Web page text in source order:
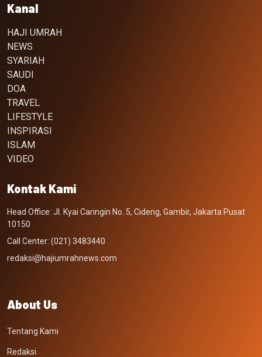
Kanal
HAJI UMRAH
NEWS
SYARIAH
SAUDI
DOA
TRAVEL
LIFESTYLE
INSPIRASI
ISLAM
VIDEO
Kontak Kami
Head Office: Jl. Kyai Caringin No. 5, Cideng, Gambir, Jakarta Pusat
10150
Call Center: (021) 3483440
redaksi@hajiumrahnews.com
About Us
Tentang Kami
Redaksi